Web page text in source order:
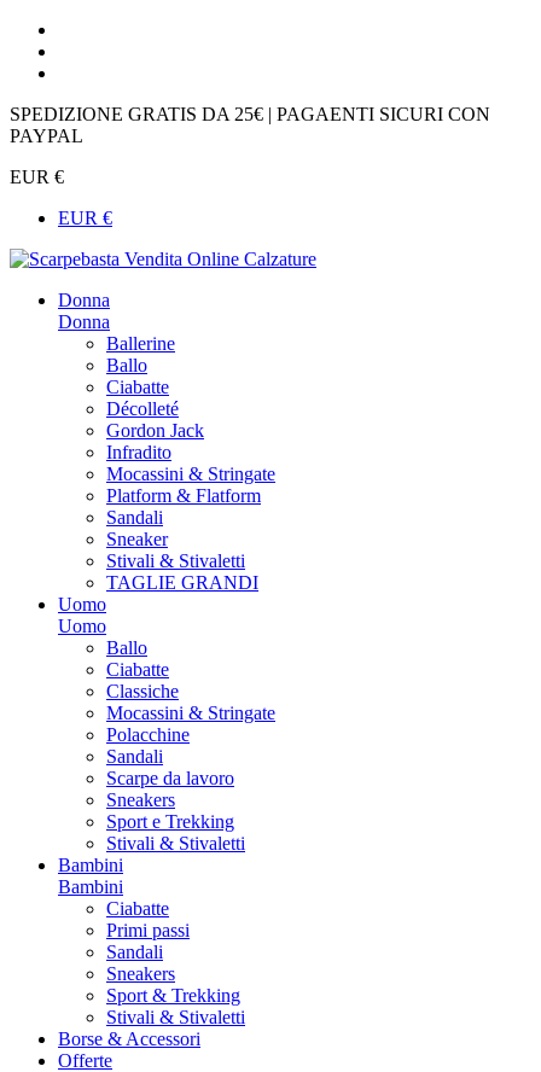
SPEDIZIONE GRATIS DA 25€ | PAGAENTI SICURI CON
PAYPAL
EUR €
EUR €
Donna
Donna
Ballerine
Ballo
Ciabatte
Décolleté
Gordon Jack
Infradito
Mocassini & Stringate
Platform & Flatform
Sandali
Sneaker
Stivali & Stivaletti
TAGLIE GRANDI
Uomo
Uomo
Ballo
Ciabatte
Classiche
Mocassini & Stringate
Polacchine
Sandali
Scarpe da lavoro
Sneakers
Sport e Trekking
Stivali & Stivaletti
Bambini
Bambini
Ciabatte
Primi passi
Sandali
Sneakers
Sport & Trekking
Stivali & Stivaletti
Borse & Accessori
Offerte